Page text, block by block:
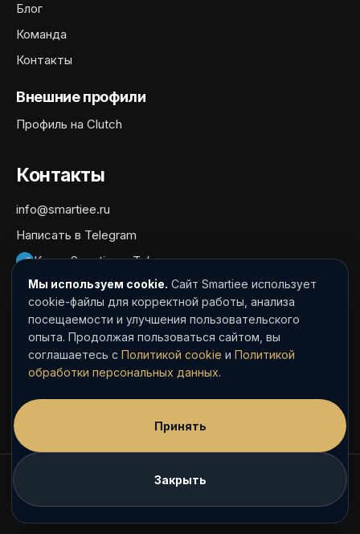
Блог
Команда
Контакты
Внешние профили
Профиль на Clutch
Контакты
info@smartiee.ru
Написать в Telegram
Канал Smartiee в Telegram
Документы
Политика обработки персональных данных
Согласие на обработку персональных данных
Политика cookie
Пользовательское соглашение
Юридический маркетинг · рейтинги · PR · сайты · AI-
видимость
Мы используем cookie. Сайт Smartiee использует
cookie-файлы для корректной работы, анализа
посещаемости и улучшения пользовательского
опыта. Продолжая пользоваться сайтом, вы
соглашаетесь с Политикой cookie и Политикой
обработки персональных данных.
Принять
Закрыть